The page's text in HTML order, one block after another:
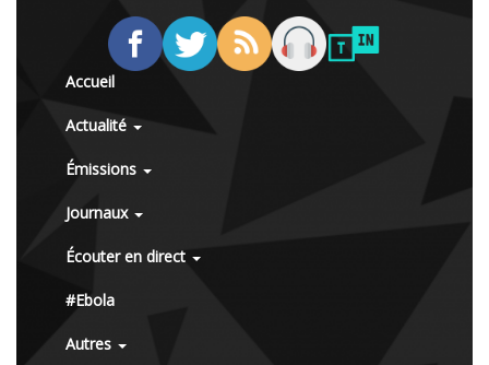
Accueil
Actualité
Émissions
Journaux
Écouter en direct
#Ebola
Autres